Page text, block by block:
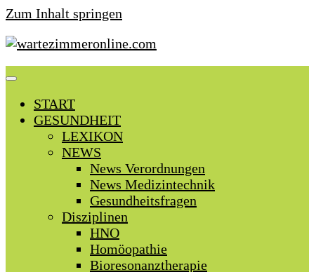
Zum Inhalt springen
START
GESUNDHEIT
LEXIKON
NEWS
News Verordnungen
News Medizintechnik
Gesundheitsfragen
Disziplinen
HNO
Homöopathie
Bioresonanztherapie